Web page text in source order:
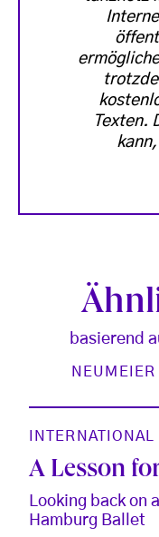
Texten.
basierend
NEUMEIER
INTERNATIONAL
A Lesson
Looking back on
Hamburg Ballet